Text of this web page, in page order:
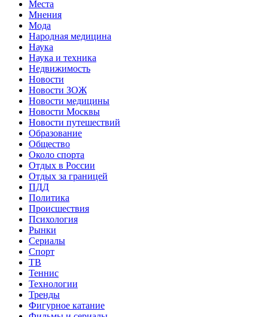
Места
Мнения
Мода
Народная медицина
Наука
Наука и техника
Недвижимость
Новости
Новости ЗОЖ
Новости медицины
Новости Москвы
Новости путешествий
Образование
Общество
Около спорта
Отдых в России
Отдых за границей
ПДД
Политика
Происшествия
Психология
Рынки
Сериалы
Спорт
ТВ
Теннис
Технологии
Тренды
Фигурное катание